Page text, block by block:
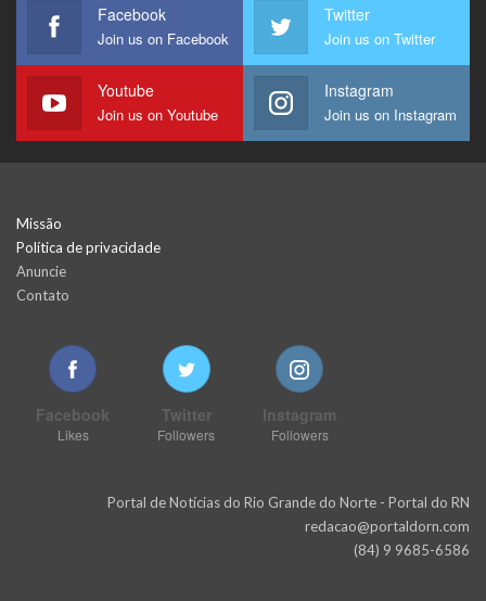
Facebook
Join us on Facebook
Twitter
Join us on Twitter
Youtube
Join us on Youtube
Instagram
Join us on Instagram
Missão
Política de privacidade
Anuncie
Contato
Facebook
Likes
Twitter
Followers
Instagram
Followers
Portal de Notícias do Rio Grande do Norte - Portal do RN
redacao@portaldorn.com
(84) 9 9685-6586